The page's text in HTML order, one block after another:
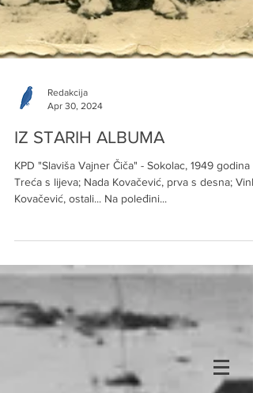
Apr 30, 2024
IZ STARIH ALBUMA
KPD "Slaviša Vajner Čiča" - Sokolac, 1949 godina
Treća s lijeva; Nada Kovačević, prva s desna;